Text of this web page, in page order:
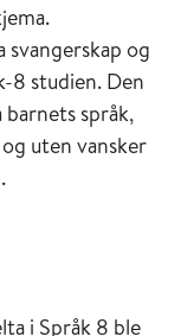
og
8 studien. Den
språk,
uten vansker
i Språk 8 ble